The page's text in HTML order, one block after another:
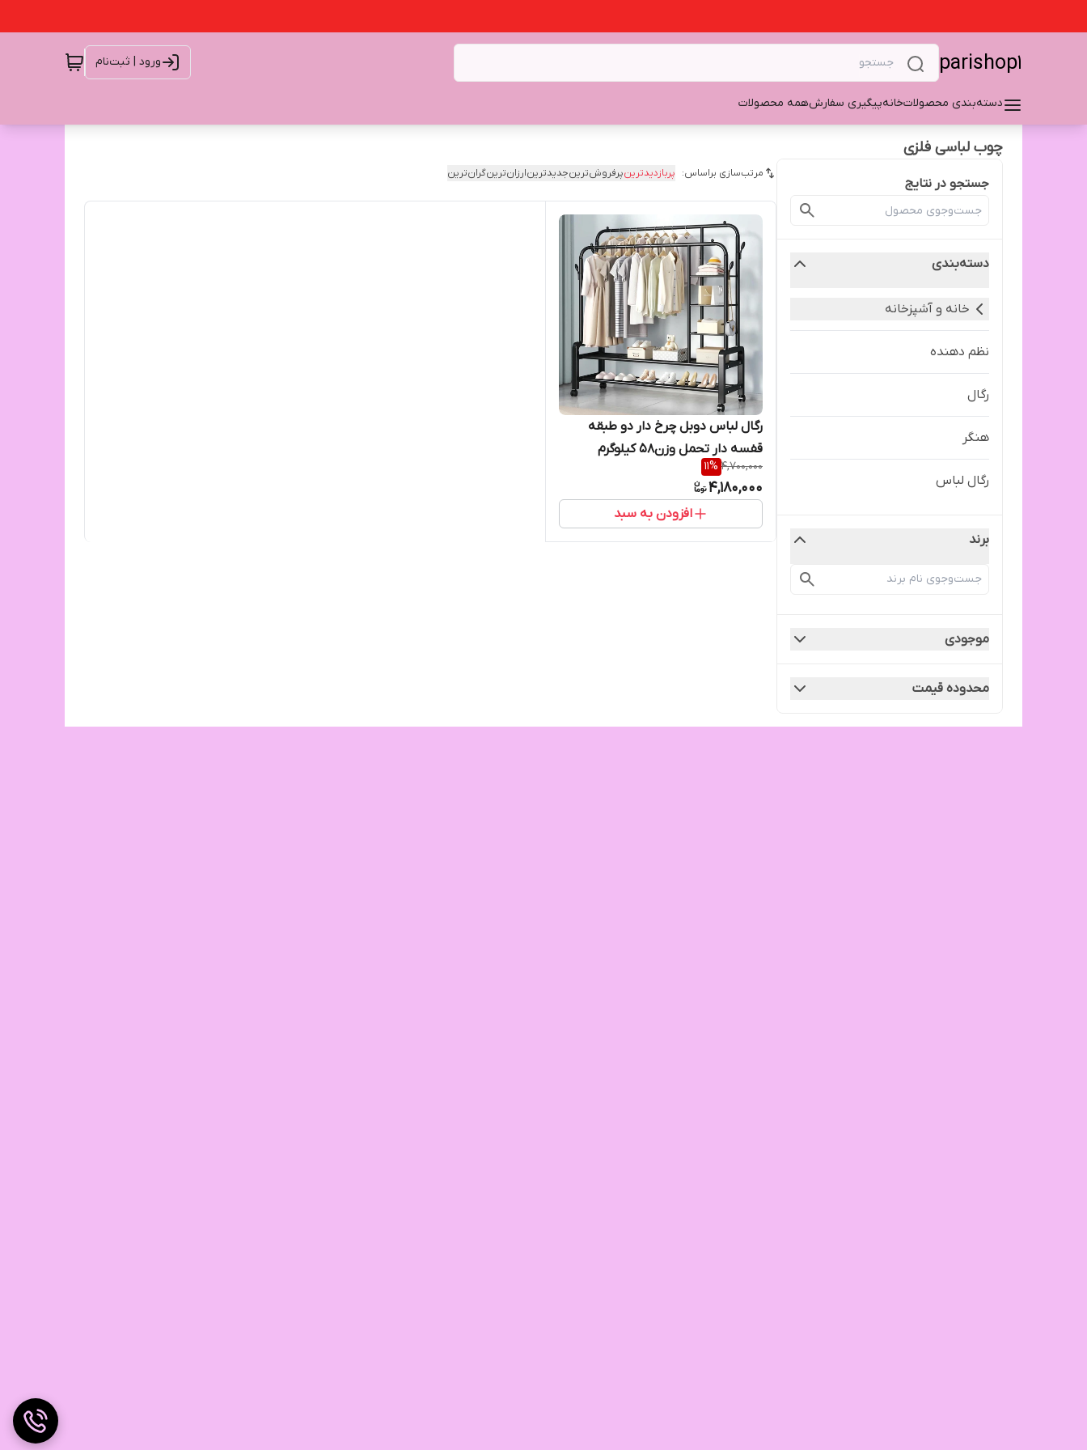
parishop1 ورود | ثبت‌نام
دسته‌بندی محصولاتخانهپیگیری سفارشهمه محصولات
چوب لباسی فلزی
جستجو در نتایج
دسته‌بندی
خانه و آشپزخانه
نظم دهنده
رگال
هنگر
رگال لباس
برند
موجودی
محدوده قیمت
مرتب‌سازی براساس: پربازدیدترینپرفروش‌ترینجدیدترینارزان‌ترینگران‌ترین
رگال لباس دوبل چرخ دار دو طبقه
قفسه دار تحمل وزن۵۸ کیلوگرم
4,700,000
11%
4,180,000
افزودن به سبد